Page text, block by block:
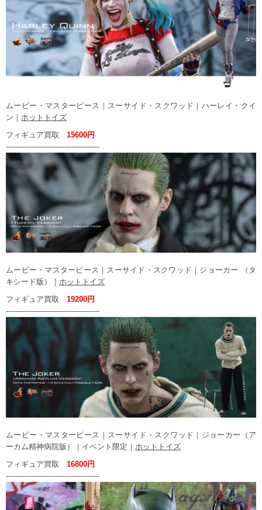
ムービー・マスターピース｜スーサイド・スクワッド｜ハーレイ・クイ
ン｜ ホットトイズ
フィギュア買取 15600円
----------------------------------------
ムービー・マスターピース｜スーサイド・スクワッド｜ジョーカー （タ
キシード版）｜ ホットトイズ
フィギュア買取 19200円
----------------------------------------
ムービー・マスターピース｜スーサイド・スクワッド｜ジョーカー（ア
ーカム精神病院版）｜イベント限定｜ ホットトイズ
フィギュア買取 16800円
----------------------------------------